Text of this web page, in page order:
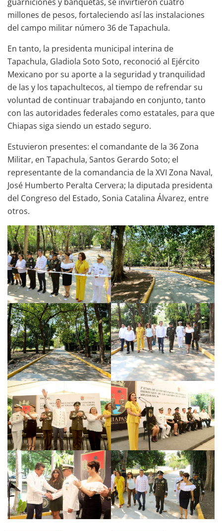
millones de pesos, fortaleciendo así las instalaciones
del campo militar número 36 de Tapachula.
En tanto, la presidenta municipal interina de
Tapachula, Gladiola Soto Soto, reconoció al Ejército
Mexicano por su aporte a la seguridad y tranquilidad
de las y los tapachultecos, al tiempo de refrendar su
voluntad de continuar trabajando en conjunto, tanto
con las autoridades federales como estatales, para que
Chiapas siga siendo un estado seguro.
Estuvieron presentes: el comandante de la 36 Zona
Militar, en Tapachula, Santos Gerardo Soto; el
representante de la comandancia de la XVI Zona Naval,
José Humberto Peralta Cervera; la diputada presidenta
del Congreso del Estado, Sonia Catalina Álvarez, entre
otros.